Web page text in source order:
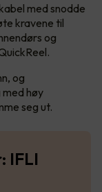
med snodde
kravene til
og
og
høy
seg ut.
IFLI